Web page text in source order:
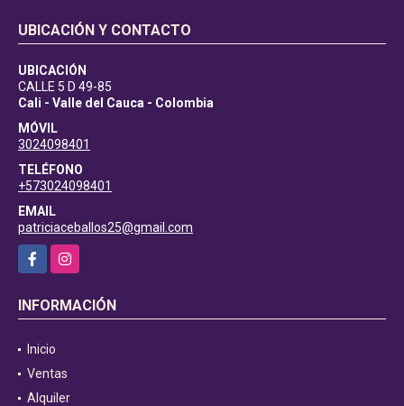
UBICACIÓN Y CONTACTO
UBICACIÓN
CALLE 5 D 49-85
Cali - Valle del Cauca - Colombia
MÓVIL
3024098401
TELÉFONO
+573024098401
EMAIL
patriciaceballos25@gmail.com
FacebookInstagram
INFORMACIÓN
Inicio
Ventas
Alquiler